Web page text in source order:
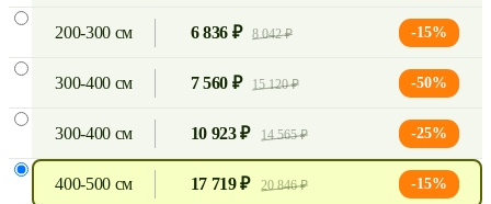
200-300 см 6 836 ₽ 8 042 ₽ -15%
300-400 см 7 560 ₽ 15 120 ₽ -50%
300-400 см 10 923 ₽ 14 565 ₽ -25%
400-500 см 17 719 ₽ 20 846 ₽ -15%